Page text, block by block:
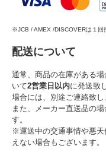
※JCB / AMEX /DISCOVERは１回
配送について
通常、商品の在庫がある
いて2営業日以内に発送致
場合には、別途ご連絡致し
また、メーカー直送品の
す。
※運送中の交通事情や悪
えない場合もございます。